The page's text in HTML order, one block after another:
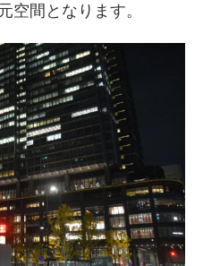
空間となります。